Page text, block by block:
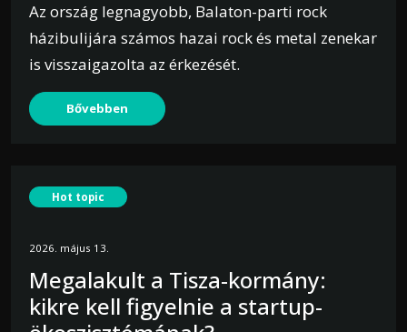
Az ország legnagyobb, Balaton-parti rock
házibulijára számos hazai rock és metal zenekar
is visszaigazolta az érkezését.
Bővebben
Hot topic
2026. május 13.
Megalakult a Tisza-kormány:
kikre kell figyelnie a startup-